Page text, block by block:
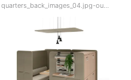
quarters_back_images_04.jpg-ougta.jpg